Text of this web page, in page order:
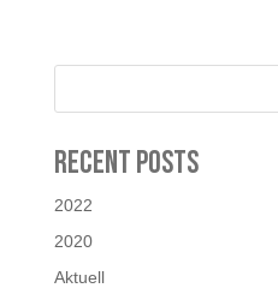
Recent Posts
2022
2020
Aktuell